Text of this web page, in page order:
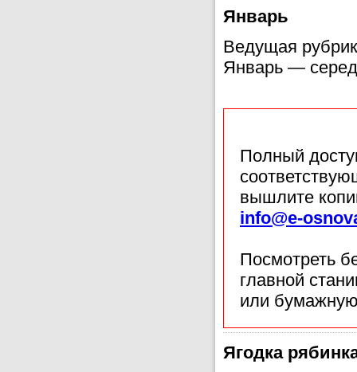
Январь
Ведущая
Январь —
Полный
вышлите
info@e-
Посмотреть
главной
или
Ягодка